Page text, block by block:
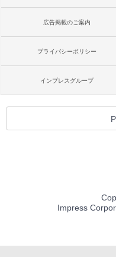
広告掲載のご案内
プライバシーポリシー
インプレスグループ
Impress